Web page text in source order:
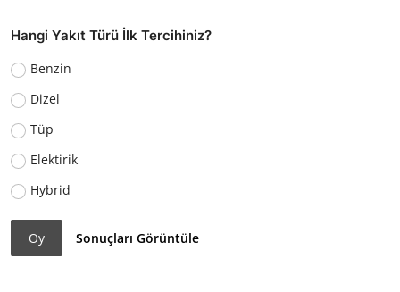
Hangi Yakıt Türü İlk Tercihiniz?
Benzin
Dizel
Tüp
Elektirik
Hybrid
Oy Sonuçları Görüntüle